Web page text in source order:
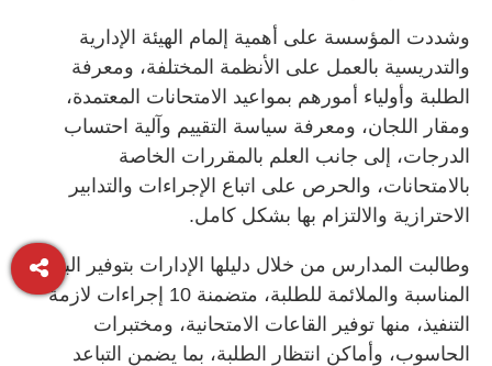
وشددت المؤسسة على أهمية إلمام الهيئة الإدارية
والتدريسية بالعمل على الأنظمة المختلفة، ومعرفة
الطلبة وأولياء أمورهم بمواعيد الامتحانات المعتمدة،
ومقار اللجان، ومعرفة سياسة التقييم وآلية احتساب
الدرجات، إلى جانب العلم بالمقررات الخاصة
بالامتحانات، والحرص على اتباع الإجراءات والتدابير
الاحترازية والالتزام بها بشكل كامل.
وطالبت المدارس من خلال دليلها الإدارات بتوفير البيئة
المناسبة والملائمة للطلبة، متضمنة 10 إجراءات لازمة
التنفيذ، منها توفير القاعات الامتحانية، ومختبرات
الحاسوب، وأماكن انتظار الطلبة، بما يضمن التباعد